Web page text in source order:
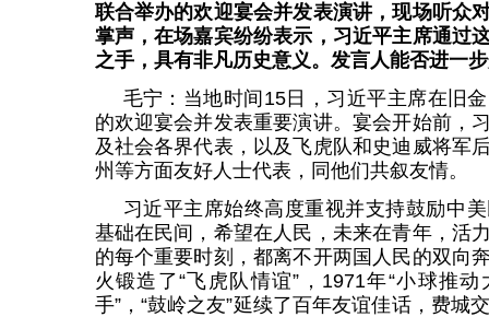
联合举办的欢迎宴会并发表演讲，现场听众
掌声，在场嘉宾纷纷表示，习近平主席通过
之手，具有非凡历史意义。发言人能否进一
毛宁：当地时间15日，习近平主席在旧
的欢迎宴会并发表重要演讲。宴会开始前，
及社会各界代表，以及飞虎队和史迪威将军
州等方面友好人士代表，同他们共叙友情。
习近平主席始终高度重视并支持鼓励中
基础在民间，希望在人民，未来在青年，活
的每个重要时刻，都离不开两国人民的双向
火锻造了“飞虎队情谊”，1971年“小球推
手”，“鼓岭之友”延续了百年友谊佳话，费城